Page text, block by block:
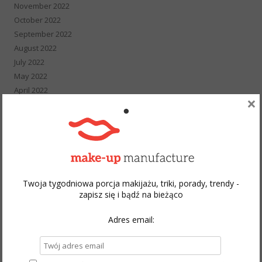
November 2022
October 2022
September 2022
August 2022
July 2022
May 2022
April 2022
September 2021
May 2021
April 2021
Twoja tygodniowa porcja makijażu, triki, porady, trendy -
zapisz się i bądź na bieżąco
Adres email:
×